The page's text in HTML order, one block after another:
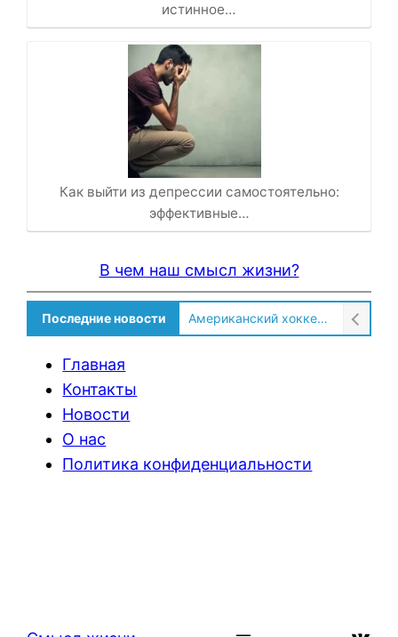
истинное…
Как выйти из депрессии самостоятельно:
эффективные…
В чем наш смысл жизни?
Последние новости
Солдат ВСУ говорит о том, чтобы продавали топливо для ремонта техники в Угледаре
Главная
Контакты
Новости
О нас
Политика конфиденциальности